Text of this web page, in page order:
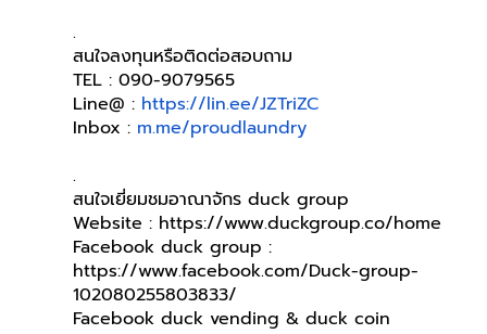
.
สนใจลงทุนหรือติดต่อสอบถาม
TEL : 090-9079565
Line@ : https://lin.ee/JZTriZC
Inbox : m.me/proudlaundry
.
สนใจเยี่ยมชมอาณาจักร duck group
Website : https://www.duckgroup.co/home
Facebook duck group :
https://www.facebook.com/Duck-group-
102080255803833/
Facebook duck vending & duck coin